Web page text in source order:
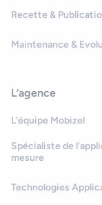
Recette &
Maintenance &
L’agence
L’équipe Mobizel
Spécialiste de
mesure
Technologies